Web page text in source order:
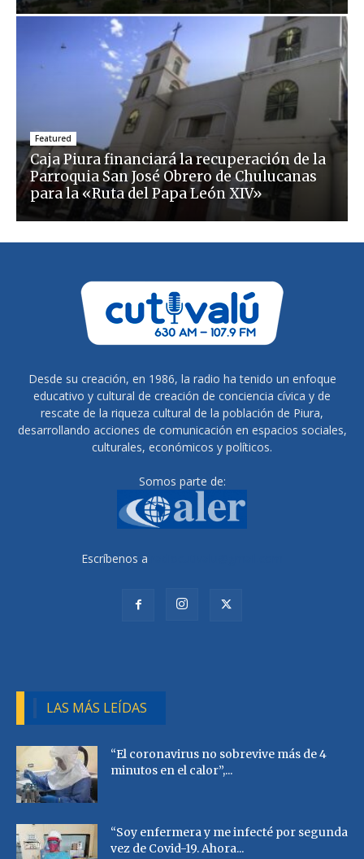
Featured
Caja Piura financiará la recuperación de la
Parroquia San José Obrero de Chulucanas
para la «Ruta del Papa León XIV»
Desde su creación, en 1986, la radio ha tenido un enfoque
educativo y cultural de creación de conciencia cívica y de
rescate de la riqueza cultural de la población de Piura,
desarrollando acciones de comunicación en espacios sociales,
culturales, económicos y políticos.
Somos parte de:
Escríbenos a
LAS MÁS LEÍDAS
“El coronavirus no sobrevive más de 4
minutos en el calor”,...
“Soy enfermera y me infecté por segunda
vez de Covid-19. Ahora...